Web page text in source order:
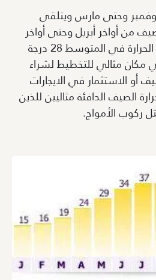
وحتى مارس ويتلقى
من أواخر أبريل وحتى أواخر
شهر أكتوبر وتكون درجة الحرارة في المتوسط 28 درجة
مثالي للتخطيط لشراء
أو الاستثمار في الايجارات
الصيف الدافئة مثاليين للذين
ركوب الأمواج.